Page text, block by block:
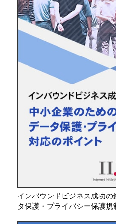
インバウンドビジネス成功
タ保護・プライバシー保護規